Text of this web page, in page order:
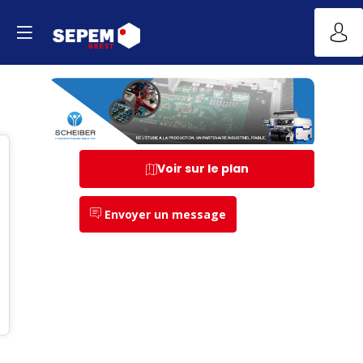
Voir sur le plan
Envoyer un message